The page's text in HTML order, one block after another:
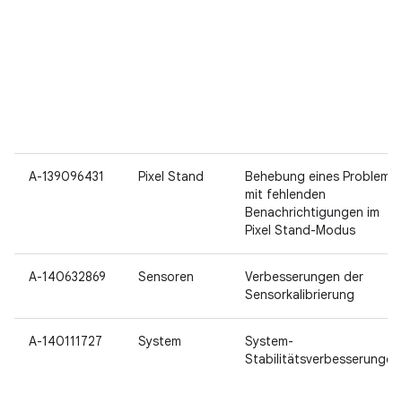
A-139096431 Pixel Stand
Behebung eines Problems
mit fehlenden
Benachrichtigungen im
Pixel Stand-Modus
A-140632869 Sensoren
Verbesserungen der
Sensorkalibrierung
A-140111727 System
System-
Stabilitätsverbesserungen